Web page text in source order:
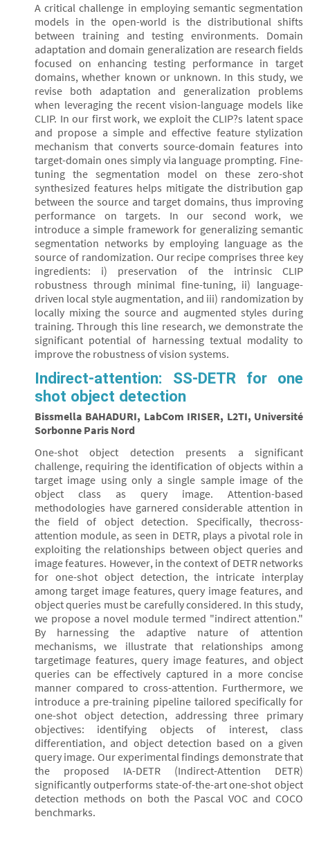
A critical challenge in employing semantic segmentation
models in the open-world is the distributional shifts
between training and testing environments. Domain
adaptation and domain generalization are research fields
focused on enhancing testing performance in target
domains, whether known or unknown. In this study, we
revise both adaptation and generalization problems
when leveraging the recent vision-language models like
CLIP. In our first work, we exploit the CLIP?s latent space
and propose a simple and effective feature stylization
mechanism that converts source-domain features into
target-domain ones simply via language prompting. Fine-
tuning the segmentation model on these zero-shot
synthesized features helps mitigate the distribution gap
between the source and target domains, thus improving
performance on targets. In our second work, we
introduce a simple framework for generalizing semantic
segmentation networks by employing language as the
source of randomization. Our recipe comprises three key
ingredients: i) preservation of the intrinsic CLIP
robustness through minimal fine-tuning, ii) language-
driven local style augmentation, and iii) randomization by
locally mixing the source and augmented styles during
training. Through this line research, we demonstrate the
significant potential of harnessing textual modality to
improve the robustness of vision systems.
Indirect-attention: SS-DETR for one
shot object detection
Bissmella BAHADURI, LabCom IRISER, L2TI, Université
Sorbonne Paris Nord
One-shot object detection presents a significant
challenge, requiring the identification of objects within a
target image using only a single sample image of the
object class as query image. Attention-based
methodologies have garnered considerable attention in
the field of object detection. Specifically, thecross-
attention module, as seen in DETR, plays a pivotal role in
exploiting the relationships between object queries and
image features. However, in the context of DETR networks
for one-shot object detection, the intricate interplay
among target image features, query image features, and
object queries must be carefully considered. In this study,
we propose a novel module termed "indirect attention."
By harnessing the adaptive nature of attention
mechanisms, we illustrate that relationships among
targetimage features, query image features, and object
queries can be effectively captured in a more concise
manner compared to cross-attention. Furthermore, we
introduce a pre-training pipeline tailored specifically for
one-shot object detection, addressing three primary
objectives: identifying objects of interest, class
differentiation, and object detection based on a given
query image. Our experimental findings demonstrate that
the proposed IA-DETR (Indirect-Attention DETR)
significantly outperforms state-of-the-art one-shot object
detection methods on both the Pascal VOC and COCO
benchmarks.